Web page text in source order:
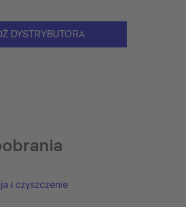
DYSTRYBUTORA
i czyszczenie